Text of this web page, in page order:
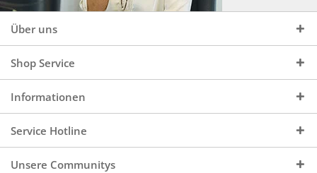
Über uns
Shop Service
Informationen
Service Hotline
Unsere Communitys